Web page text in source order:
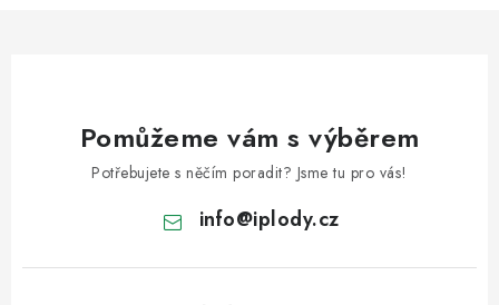
Pomůžeme vám s výběrem
Potřebujete s něčím poradit? Jsme tu pro vás!
info@iplody.cz